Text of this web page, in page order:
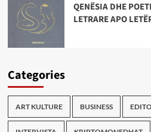
QENËSIA DHE
LETRARE APO
Categories
ART KULTURE BUSINESS